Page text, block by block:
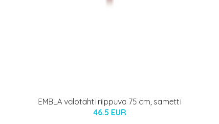
EMBLA valotähti riippuva 75 cm, sametti
46.5 EUR